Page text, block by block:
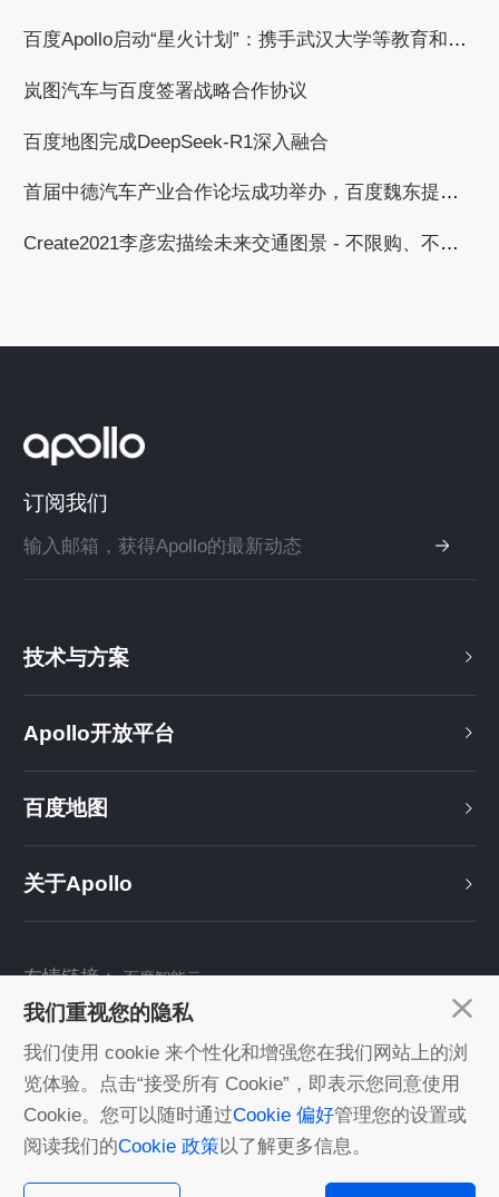
百度Apollo启动“星火计划”：携手武汉大学等教育和科研机构，共建自动驾驶产学研用繁荣生态
岚图汽车与百度签署战略合作协议
百度地图完成DeepSeek-R1深入融合
首届中德汽车产业合作论坛成功举办，百度魏东提出与德国汽车工业合作的三个倡议
Create2021李彦宏描绘未来交通图景 - 不限购、不限行、无拥堵
我们重视您的隐私
我们使用 cookie 来个性化和增强您在我们网站上的浏
览体验。点击“接受所有 Cookie”，即表示您同意使用
Cookie。您可以随时通过Cookie 偏好管理您的设置或
阅读我们的Cookie 政策 以了解更多信息。
订阅我们
技术与方案
Apollo开放平台
百度地图
关于Apollo
友情链接：百度智能云
关注我们：
©2022 Baidu丨由百度智能云 提供计算服务丨
京ICP证030173号
数据开放与分享倡议
相关政策法规 免责声明